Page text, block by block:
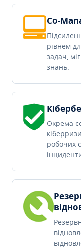
Co-
рівнем
задач,
знань.
Окрема
робочих